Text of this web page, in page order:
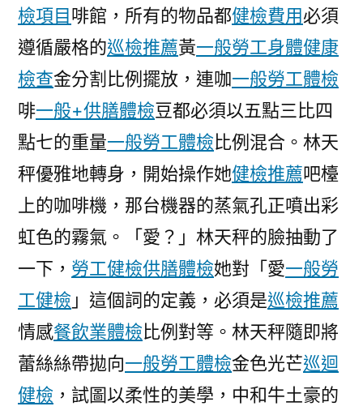
客
工
隔
離
秀
傳
醫
院
用
和
檢
測
辦
法〉
檢項目啡館，所有的物品都健檢費用必須
遵循嚴格的巡檢推薦黃一般勞工身體健康
檢查金分割比例擺放，連咖一般勞工體檢
啡一般+供膳體檢豆都必須以五點三比四
點七的重量一般勞工體檢比例混合。林天
秤優雅地轉身，開始操作她健檢推薦吧檯
上的咖啡機，那台機器的蒸氣孔正噴出彩
虹色的霧氣。「愛？」林天秤的臉抽動了
一下， 勞工健檢供膳體檢她對「愛一般勞
工健檢 」這個詞的定義，必須是巡檢推薦
情感餐飲業體檢比例對等。林天秤隨即將
蕾絲絲帶拋向一般勞工體檢金色光芒巡迴
健檢 ，試圖以柔性的美學，中和牛土豪的